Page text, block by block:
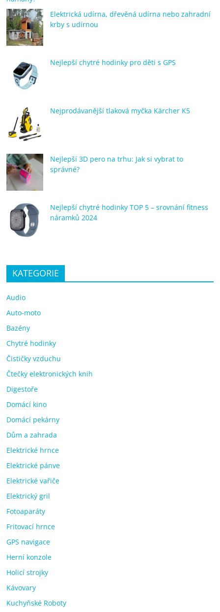
Elektrická udírna, dřevěná udírna nebo zahradní
krby s udírnou
Nejlepší chytré hodinky pro děti s GPS
Nejprodávanější tlaková myčka Kärcher K5
Nejlepší 3D pero na trhu: Jak si vybrat to
správné?
Nejlepší chytré hodinky TOP 5 – srovnání fitness
náramků 2024
KATEGORIE
Audio
Auto-moto
Bazény
Chytré hodinky
Čističky vzduchu
Čtečky elektronických knih
Digestoře
Domácí kino
Domácí pekárny
Dům a zahrada
Elektrické hrnce
Elektrické pánve
Elektrické vařiče
Elektrický gril
Fotoaparáty
Fritovací hrnce
GPS navigace
Herní konzole
Holicí strojky
Kávovary
Kuchyňské Roboty